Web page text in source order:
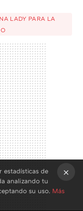
LADY PARA LA
estadísticas de
analizando tu
su uso. Más